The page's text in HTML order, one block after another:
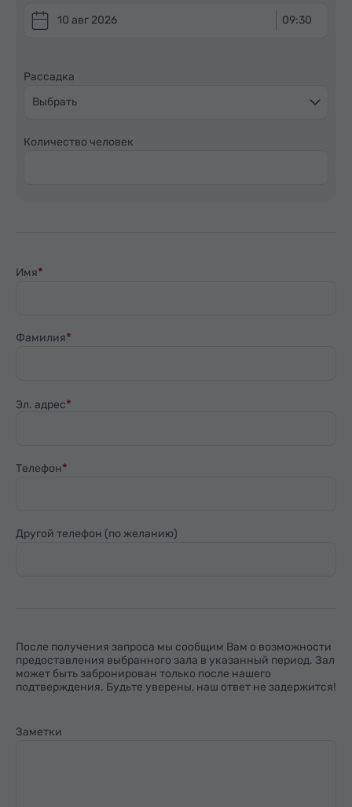
10 авг 2026
09:30
Рассадка
Выбрать
Количество человек
Имя
Фамилия
Эл. адрес
Телефон
Другой телефон (по желанию)
После получения запроса мы сообщим Вам о возможности
предоставления выбранного зала в указанный период. Зал
может быть забронирован только после нашего
подтверждения. Будьте уверены, наш ответ не задержится!
Заметки